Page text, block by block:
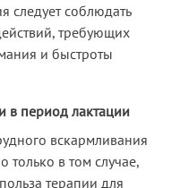
следует соблюдать
требующих
и быстроты
в период лактации
вскармливания
в том случае,
терапии для